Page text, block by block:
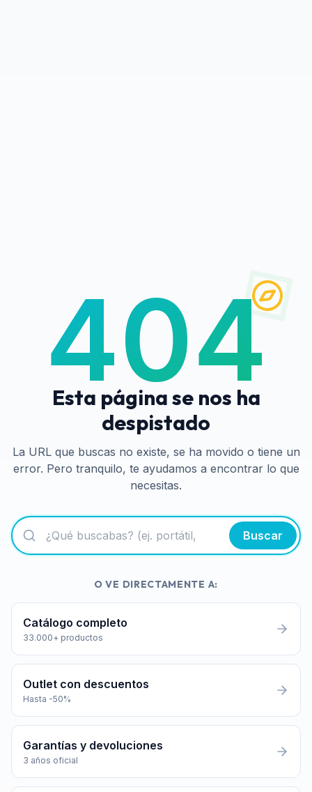
404
Esta página se nos ha
despistado
La URL que buscas no existe, se ha movido o tiene un
error. Pero tranquilo, te ayudamos a encontrar lo que
necesitas.
Buscar
O VE DIRECTAMENTE A:
Catálogo completo
33.000+ productos
Outlet con descuentos
Hasta -50%
Garantías y devoluciones
3 años oficial